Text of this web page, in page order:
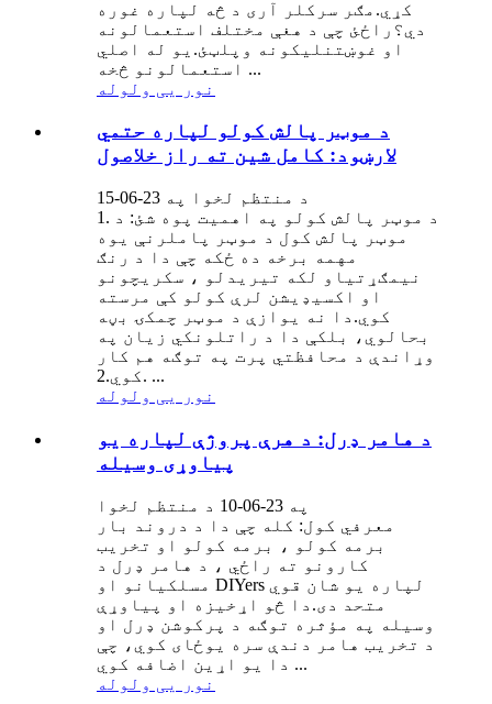
کړي.مګر سرکلر آری د څه لپاره غوره
دي؟راځئ چې د هغې مختلف استعمالونه
او غوښتنلیکونه وپلټئ.یو له اصلي
استعمالونو څخه ...
نور یی ولوله
د موټر پالش کولو لپاره حتمي
لارښود: کامل شین ته راز خلاصول
د منتظم لخوا په 23-06-15
1. د موټر پالش کولو په اهمیت پوه شئ: د
موټر پالش کول د موټر پاملرنې یوه
مهمه برخه ده ځکه چې دا د رنګ
نیمګړتیاو لکه تیریدلو ، سکریچونو
او اکسیډیشن لرې کولو کې مرسته
کوي.دا نه یوازې د موټر چمکۍ بڼه
بحالوي، بلکې دا د راتلونکي زیان په
وړاندې د محافظتي پرت په توګه هم کار
کوي.2. ...
نور یی ولوله
د هامر ډرل: د هرې پروژې لپاره یو
پیاوړی وسیله
په 23-06-10 د منتظم لخوا
معرفي کول: کله چې دا د دروند بار
برمه کولو ، برمه کولو او تخریب
کارونو ته راځي ، د هامر ډرل د
مسلکيانو او DIYers لپاره یو شان قوي
متحد دی.دا څو اړخیزه او پیاوړې
وسیله په مؤثره توګه د پرکوشن ډرل او
د تخریب هامر دندې سره یوځای کوي، چې
دا یو اړین اضافه کوي ...
نور یی ولوله